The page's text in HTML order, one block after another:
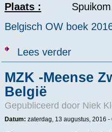
Plaats :
Belgisch OW boek
Lees verderover ROSC -
MZK -Meense
België
Gepubliceerd door Niek
Datum: zaterdag, 13 augustus, 2016 -